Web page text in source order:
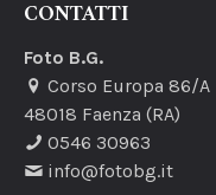
CONTATTI
Foto B.G.
Corso Europa 86/A
48018 Faenza (RA)
0546 30963
info@fotobg.it